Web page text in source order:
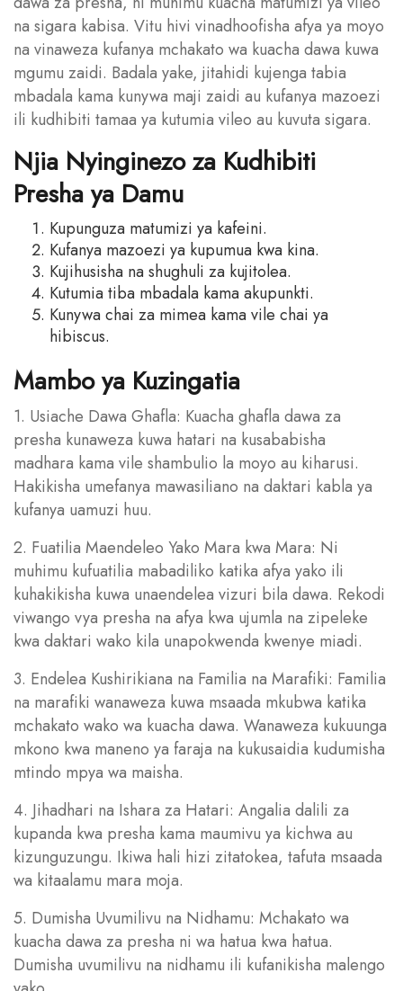
na sigara kabisa. Vitu hivi vinadhoofisha afya ya moyo
na vinaweza kufanya mchakato wa kuacha dawa kuwa
mgumu zaidi. Badala yake, jitahidi kujenga tabia
mbadala kama kunywa maji zaidi au kufanya mazoezi
ili kudhibiti tamaa ya kutumia vileo au kuvuta sigara.
Njia Nyinginezo za Kudhibiti
Presha ya Damu
Kupunguza matumizi ya kafeini.
Kufanya mazoezi ya kupumua kwa kina.
Kujihusisha na shughuli za kujitolea.
Kutumia tiba mbadala kama akupunkti.
Kunywa chai za mimea kama vile chai ya
hibiscus.
Mambo ya Kuzingatia
1. Usiache Dawa Ghafla: Kuacha ghafla dawa za
presha kunaweza kuwa hatari na kusababisha
madhara kama vile shambulio la moyo au kiharusi.
Hakikisha umefanya mawasiliano na daktari kabla ya
kufanya uamuzi huu.
2. Fuatilia Maendeleo Yako Mara kwa Mara: Ni
muhimu kufuatilia mabadiliko katika afya yako ili
kuhakikisha kuwa unaendelea vizuri bila dawa. Rekodi
viwango vya presha na afya kwa ujumla na zipeleke
kwa daktari wako kila unapokwenda kwenye miadi.
3. Endelea Kushirikiana na Familia na Marafiki: Familia
na marafiki wanaweza kuwa msaada mkubwa katika
mchakato wako wa kuacha dawa. Wanaweza kukuunga
mkono kwa maneno ya faraja na kukusaidia kudumisha
mtindo mpya wa maisha.
4. Jihadhari na Ishara za Hatari: Angalia dalili za
kupanda kwa presha kama maumivu ya kichwa au
kizunguzungu. Ikiwa hali hizi zitatokea, tafuta msaada
wa kitaalamu mara moja.
5. Dumisha Uvumilivu na Nidhamu: Mchakato wa
kuacha dawa za presha ni wa hatua kwa hatua.
Dumisha uvumilivu na nidhamu ili kufanikisha malengo